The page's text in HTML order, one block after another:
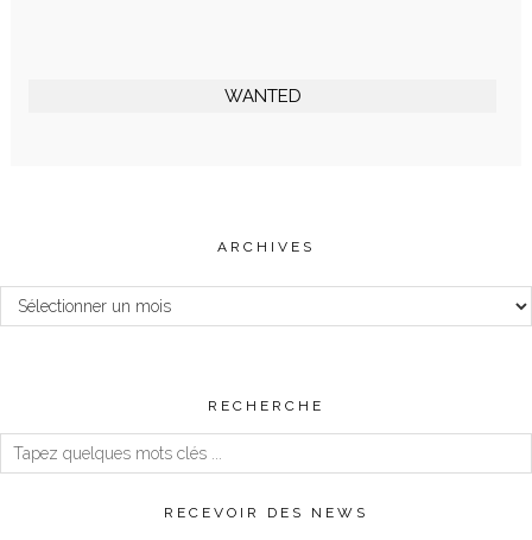
WANTED
ARCHIVES
Archives
RECHERCHE
RECEVOIR DES NEWS